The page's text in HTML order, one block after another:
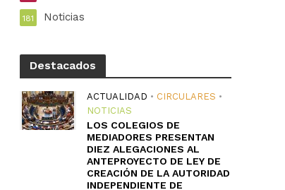
Noticias
181
Destacados
ACTUALIDAD • CIRCULARES •
NOTICIAS
LOS COLEGIOS DE
MEDIADORES PRESENTAN
DIEZ ALEGACIONES AL
ANTEPROYECTO DE LEY DE
CREACIÓN DE LA AUTORIDAD
INDEPENDIENTE DE